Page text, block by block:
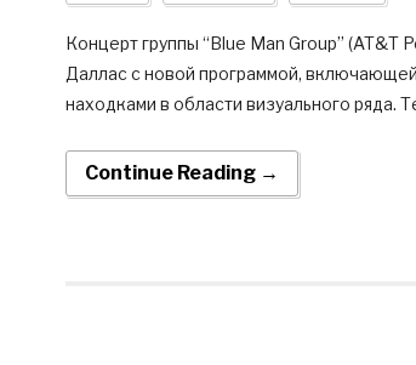
Концерт группы “Blue Man Group”
Даллас с новой программой,
находками в области визуального ряда.
Continue Reading →